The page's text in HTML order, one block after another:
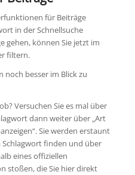
für Beiträge
in der Schnellsuche
gehen, können Sie jetzt im
filtern.
noch besser im Blick zu
Versuchen Sie es mal über
dann weiter über „Art
Sie werden erstaunt
Schlagwort finden und über
eines offiziellen
stoßen, die Sie hier direkt